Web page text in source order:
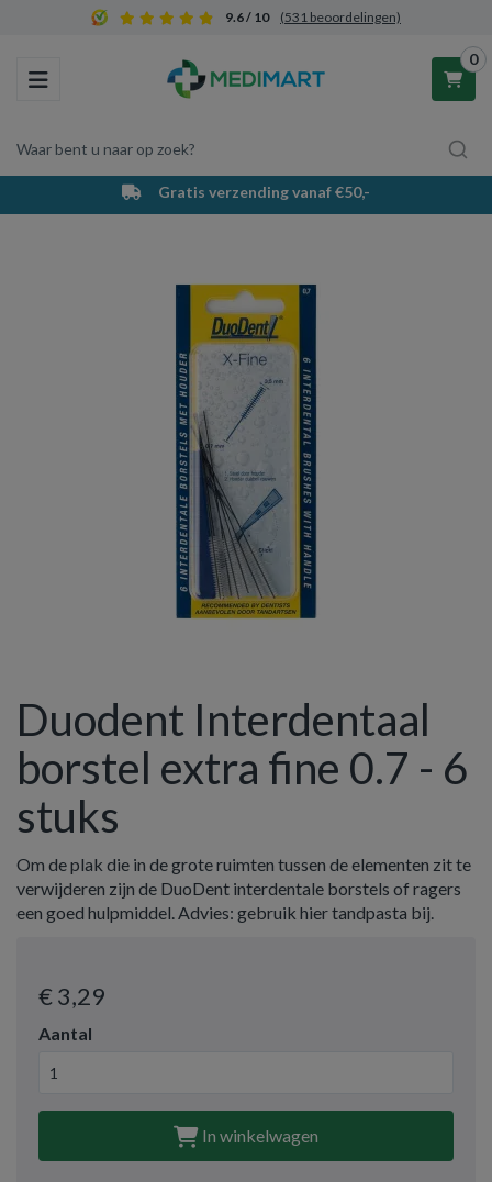
9.6 / 10 (531 beoordelingen)
Toggle navigation
Waar bent u naar op zoek?
0
Winkelwagen
Uw winkelwagen is leeg.
Vul hem met producten.
Gratis verzending vanaf €50,-
Duodent Interdentaal
borstel extra fine 0.7 - 6
stuks
Om de plak die in de grote ruimten tussen de elementen zit te
verwijderen zijn de DuoDent interdentale borstels of ragers
een goed hulpmiddel. Advies: gebruik hier tandpasta bij.
€ 3,29
Aantal
In winkelwagen